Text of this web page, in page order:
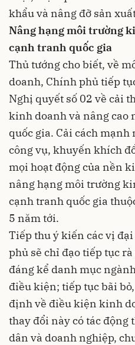
khẩu và nâng đỡ sản
Nâng hạng môi trường
cạnh tranh quốc gia
Thủ tướng cho biết, về
doanh, Chính phủ tiếp
Nghị quyết số 02 về cải
kinh doanh và nâng cao
quốc gia. Cải cách
công vụ, khuyến khích
mọi hoạt động của nền
nâng hạng môi trường
cạnh tranh quốc gia
5 năm tới.
Tiếp thu ý kiến các vị
phủ sẽ chỉ đạo tiếp tục
đáng kể danh mục
điều kiện; tiếp tục bãi
định về điều kiện kinh
thay đổi này có tác động
dân và doanh nghiệp,